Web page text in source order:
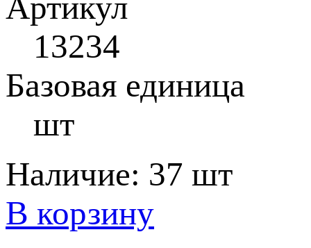
Артикул
13234
Базовая единица
шт
Наличие: 37 шт
В корзину